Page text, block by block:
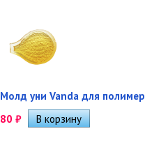
Молд уни Vanda для
80 ₽